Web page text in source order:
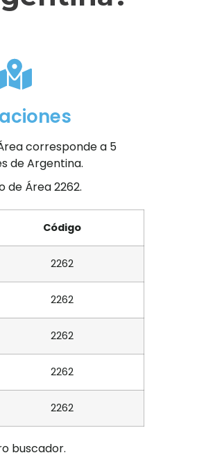
corresponde a 5
de Argentina.
de Área 2262.
Código
2262
2262
2262
2262
2262
buscador.